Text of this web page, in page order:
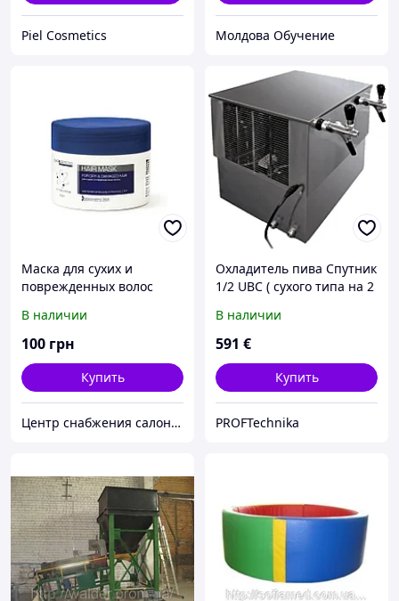
Piel Cosmetics Молдова Обучение
Маска для сухих и
поврежденных волос
В наличии
100 грн
Купить
Центр снабжения салонов красоты DenIC
Охладитель пива Спутник
1/2 UBC ( сухого типа на 2
В наличии
591 €
Купить
PROFTechnika